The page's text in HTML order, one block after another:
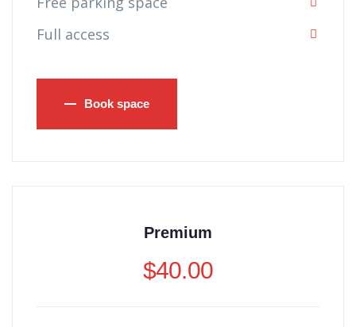
Full access
Book space
Premium
$40.00